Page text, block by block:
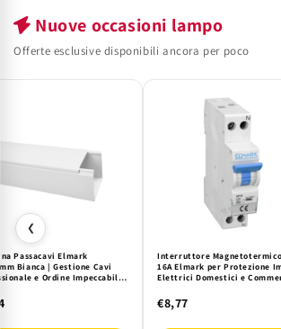
Nuove occasioni lampo
Offerte esclusive disponibili ancora per poco
❮
Passacavi Elmark
Bianca | Gestione Cavi
e Ordine Impeccabile
e Rete
Interruttore Magnetotermico
16A Elmark per Protezione
Elettrici Domestici e
Guida DIN
€8,77